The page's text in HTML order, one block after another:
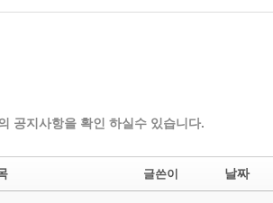
공지사항을 확인 하실수 있습니다.
글쓴이 날짜